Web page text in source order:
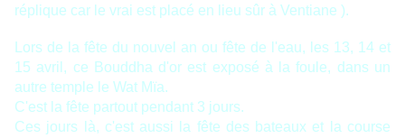
réplique car le vrai est placé en lieu sûr à Ventiane ).
Lors de la fête du nouvel an ou fête de l'eau, les 13, 14 et
15 avril, ce Bouddha d'or est exposé à la foule, dans un
autre temple le Wat Mïa.
C'est la fête partout pendant 3 jours.
Ces jours là, c'est aussi la fête des bateaux et la course